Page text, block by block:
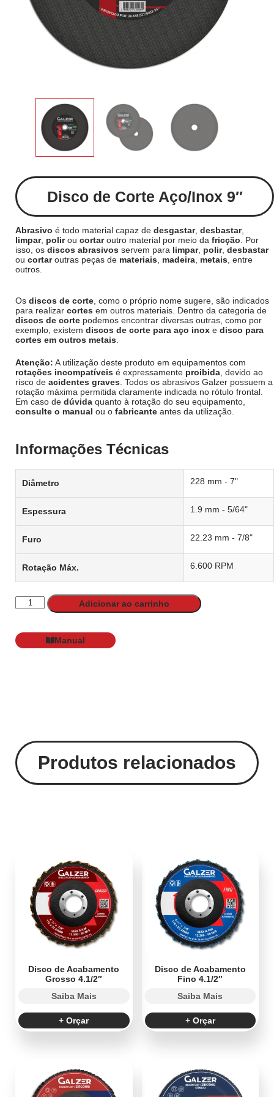
Disco de Corte Aço/Inox 9″
Abrasivo é todo material capaz de desgastar, desbastar,
limpar, polirou cortaroutro material por meio da fricção . Por
isso, os discos abrasivos servem para limpar, polir, desbastar
ou cortaroutras peças de materiais madeira metais , entre
outros.
Os discos de corte , como o próprio nome sugere, são indicados
para realizar cortes em outros materiais. Dentro da categoria de
discos de corte podemos encontrar diversas outras, como por
exemplo, existem discos de corte para aço inox e disco para
cortes em outros metais
Atenção: A utilização deste produto em equipamentos com
rotações incompatíveis é expressamente proibida , devido ao
risco de acidentes graves . Todos os abrasivos Galzer possuem a
rotação máxima permitida claramente indicada no rótulo frontal.
Em caso de dúvida quanto à rotação do seu equipamento,
consulte o manual ou o fabricante antes da utilização.
Informações Técnicas
Diâmetro 228 mm - 7"
Espessura 1.9 mm - 5/64"
Furo 22.23 mm - 7/8"
Rotação Máx. 6.600 RPM
Adicionar ao carrinho
Manual
Produtos relacionados
Disco de Acabamento
Grosso 4.1/2″
Saiba Mais
+ Orçar
Disco de Acabamento
Fino 4.1/2″
Saiba Mais
+ Orçar